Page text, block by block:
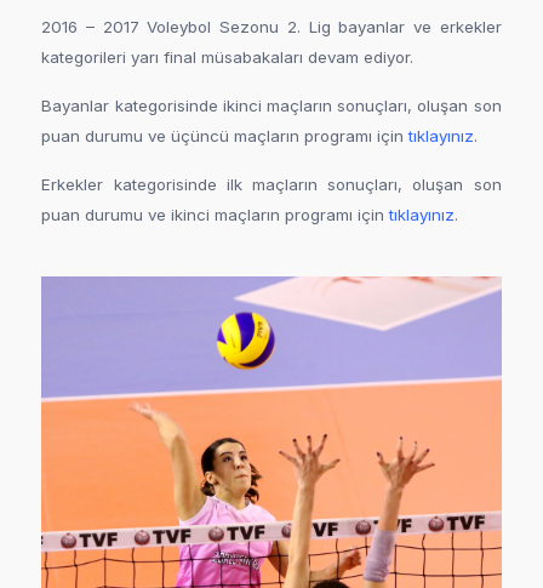
2016 – 2017 Voleybol Sezonu 2. Lig bayanlar ve erkekler
kategorileri yarı final müsabakaları devam ediyor.
Bayanlar kategorisinde ikinci maçların sonuçları, oluşan son
puan durumu ve üçüncü maçların programı içintıklayınız.
Erkekler kategorisinde ilk maçların sonuçları, oluşan son
puan durumu ve ikinci maçların programı içintıklayınız.